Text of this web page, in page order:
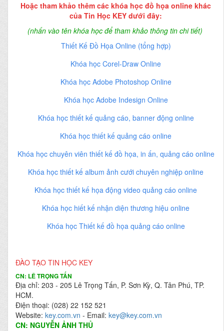
Hoặc tham khảo thêm các khóa học đồ họa online khác
của Tin Học KEY dưới đây:
(nhấn vào tên khóa học để tham khảo thông tin chi tiết)
Thiết Kế Đồ Họa Online (tổng hợp)
Khóa học Corel-Draw Online
Khóa học Adobe Photoshop Online
Khóa học Adobe Indesign Online
Khóa học thiết kế quảng cáo, banner động online
Khóa học thiết kế quảng cáo online
Khóa học chuyên viên thiết kế đồ họa, in ấn, quảng cáo online
Khóa học thiết kế album ảnh cưới chuyên nghiệp online
Khóa học thiết kế họa động video quảng cáo online
Khóa học hiết kế nhận diện thương hiệu online
Khóa học Thiết kế đồ họa quảng cáo online
ĐÀO TẠO TIN HỌC KEY
CN: LÊ TRỌNG TẤN
Địa chỉ: 203 - 205 Lê Trọng Tấn, P. Sơn Kỳ, Q. Tân Phú, TP.
HCM.
Điện thoại: (028) 22 152 521
Website: key.com.vn - Email: key@key.com.vn
CN: NGUYỄN ẢNH THỦ